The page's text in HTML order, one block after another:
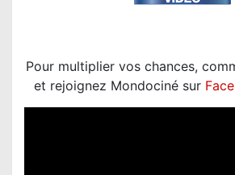
Pour multiplier vos chances,
et rejoignez Mondociné sur